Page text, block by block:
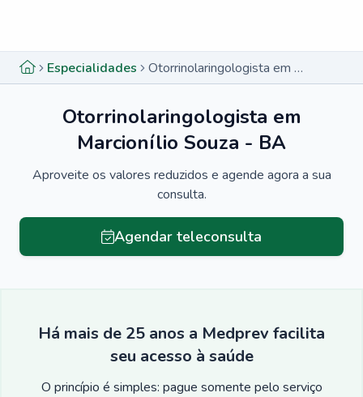
Especialidades Otorrinolaringologista em Marcionílio Souza - BA
Otorrinolaringologista em
Marcionílio Souza - BA
Aproveite os valores reduzidos e agende agora a sua
consulta.
Agendar teleconsulta
Há mais de 25 anos a Medprev facilita
seu acesso à saúde
O princípio é simples: pague somente pelo serviço